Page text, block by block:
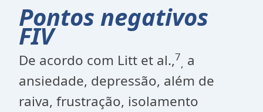
Pontos negativos
FIV
De acordo com Litt et al.,7
, a
ansiedade, depressão, além de
raiva, frustração, isolamento